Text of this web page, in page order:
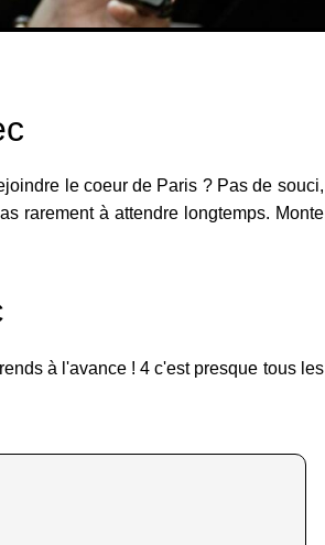
le coeur de Paris ? Pas de souci,
rarement à attendre longtemps. Monte
à l'avance ! 4 c'est presque tous les